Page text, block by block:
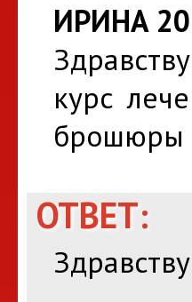
ИРИНА
курс
брошюры
ОТВЕТ: